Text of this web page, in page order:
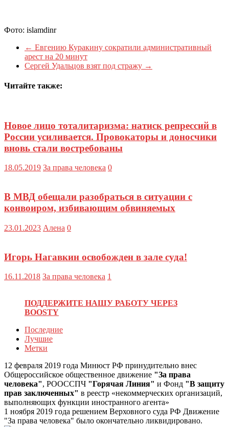
Фото: islamdinr
← Евгению Куракину сократили административный
арест на 20 минут
Сергей Удальцов взят под стражу →
Читайте также:
Новое лицо тоталитаризма: натиск репрессий в
России усиливается. Провокаторы и доносчики
вновь стали востребованы
18.05.2019 За права человека 0
В МВД обещали разобраться в ситуации с
конвоиром, избивающим обвиняемых
23.01.2023 Алена 0
Игорь Нагавкин освобожден в зале суда!
16.11.2018 За права человека 1
ПОДДЕРЖИТЕ НАШУ РАБОТУ ЧЕРЕЗ
BOOSTY
Последние
Лучшие
Метки
12 февраля 2019 года Минюст РФ принудительно внес
Общероссийское общественное движение "За права
человека", РООССПЧ "Горячая Линия" и Фонд "В защиту
прав заключенных" в реестр «некоммерческих организаций,
выполняющих функции иностранного агента»
1 ноября 2019 года решением Верховного суда РФ Движение
"За права человека" было окончательно ликвидировано.